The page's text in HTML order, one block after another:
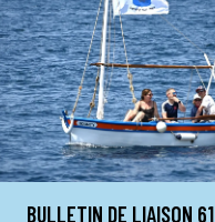
BULLETIN DE LIAISON 61